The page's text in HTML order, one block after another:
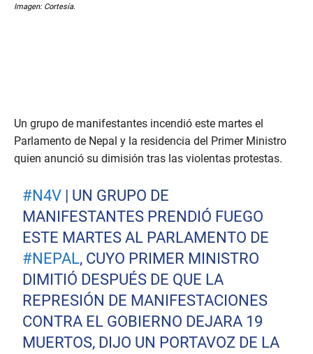
Imagen: Cortesía.
Un grupo de manifestantes incendió este martes el
Parlamento de Nepal y la residencia del Primer Ministro
quien anunció su dimisión tras las violentas protestas.
#N4V | UN GRUPO DE
MANIFESTANTES PRENDIÓ FUEGO
ESTE MARTES AL PARLAMENTO DE
#NEPAL, CUYO PRIMER MINISTRO
DIMITIÓ DESPUÉS DE QUE LA
REPRESIÓN DE MANIFESTACIONES
CONTRA EL GOBIERNO DEJARA 19
MUERTOS, DIJO UN PORTAVOZ DE LA